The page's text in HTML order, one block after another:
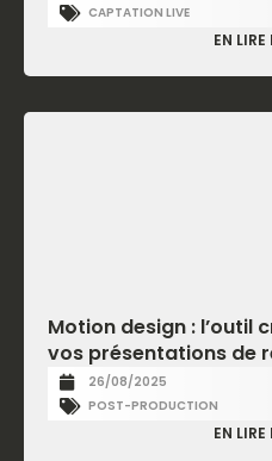
CAPTATION LIVE
EN LIRE
Motion design : l’outil
vos présentations de
26/08/2025
POST-PRODUCTION
EN LIRE